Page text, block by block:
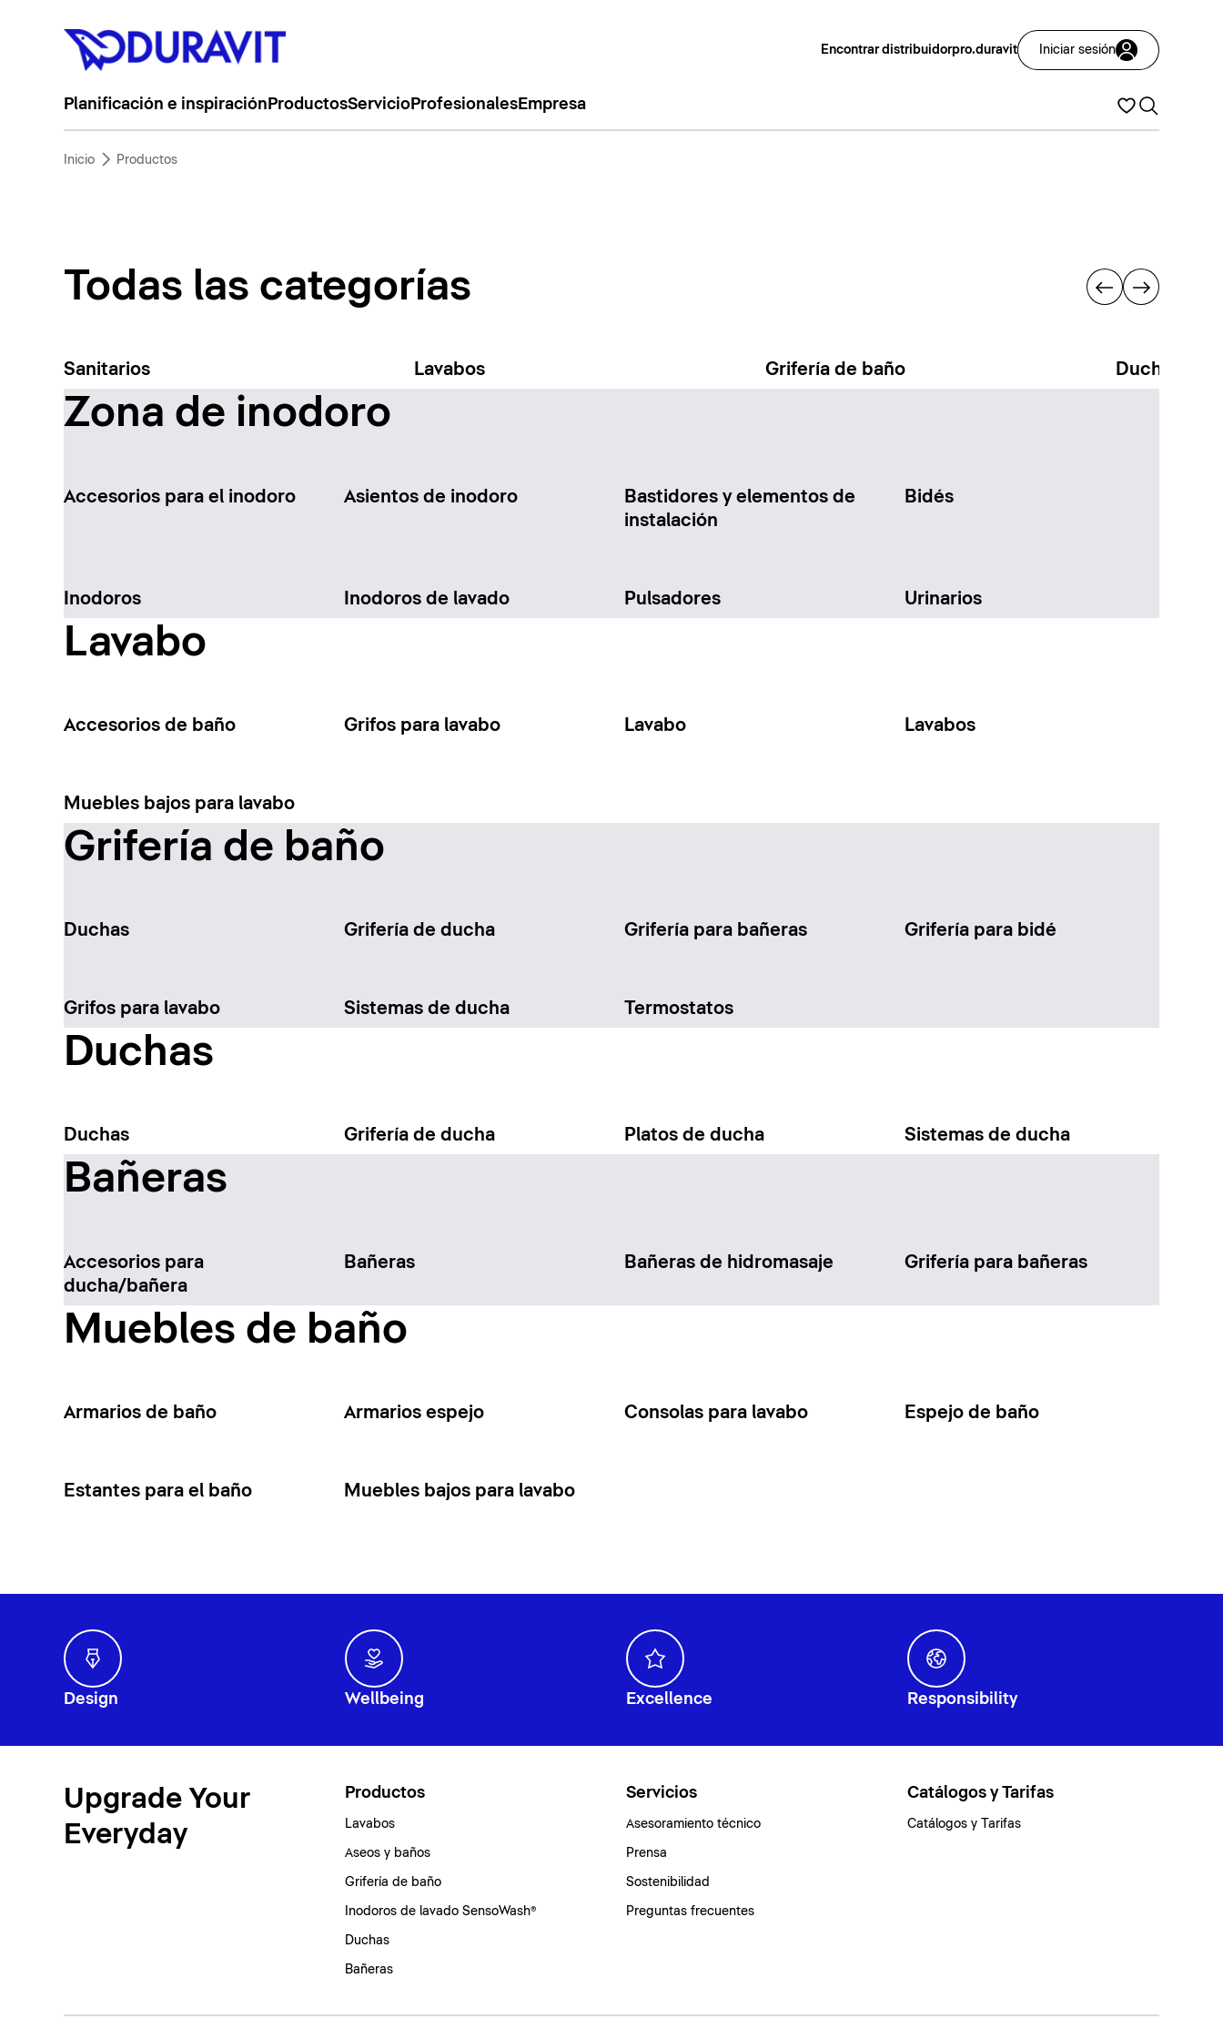
Encontrar distribuidorpro.duravit Iniciar sesión
Planificación e inspiración ProductosServicioProfesionalesEmpresa
Inicio Productos
Todas las categorías
Sanitarios Lavabos Grifería de baño Duchas
Zona de inodoro
Accesorios para el inodoro Asientos de inodoro
Bastidores y elementos de
instalación
Bidés
Inodoros Inodoros de lavado Pulsadores Urinarios
Lavabo
Accesorios de baño Grifos para lavabo Lavabo Lavabos
Muebles bajos para lavabo
Grifería de baño
Duchas Grifería de ducha Grifería para bañeras Grifería para bidé
Grifos para lavabo Sistemas de ducha Termostatos
Duchas
Duchas Grifería de ducha Platos de ducha Sistemas de ducha
Bañeras
Accesorios para
ducha/bañera
Bañeras Bañeras de hidromasaje Grifería para bañeras
Muebles de baño
Armarios de baño Armarios espejo Consolas para lavabo Espejo de baño
Estantes para el baño Muebles bajos para lavabo
Design Wellbeing Excellence Responsibility
Upgrade Your
Everyday
Productos
Lavabos
Aseos y baños
Grifería de baño
Inodoros de lavado SensoWash®
Duchas
Bañeras
Servicios
Asesoramiento técnico
Prensa
Sostenibilidad
Preguntas frecuentes
Catálogos y Tarifas
Catálogos y Tarifas